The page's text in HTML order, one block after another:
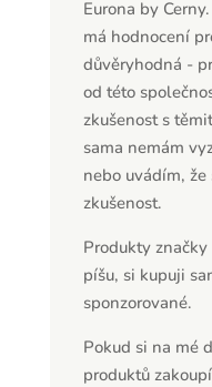
Eurona by
má hodnocení
důvěryhodná -
od této
zkušenost s
sama nemám
nebo uvádím,
zkušenost.
Produkty
píšu, si kupuji
sponzorované.
Pokud si na mé
produktů